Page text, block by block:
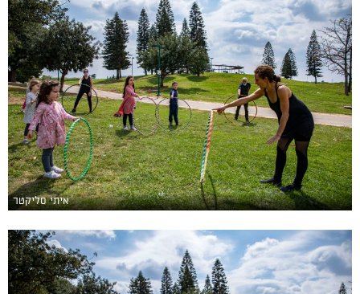
איתי סליקטר